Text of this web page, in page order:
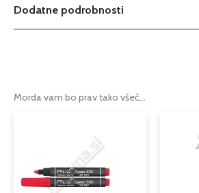
Dodatne podrobnosti
tesnilni material
Morda vam bo prav tako všeč…